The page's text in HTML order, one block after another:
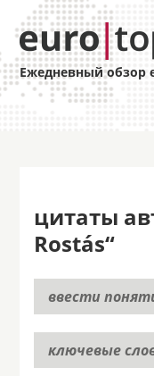
Ежедневный обзор
цитаты
Rostás“